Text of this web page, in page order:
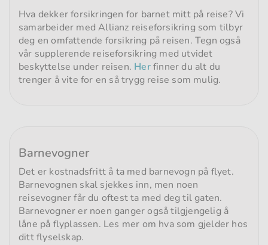
Hva dekker forsikringen for barnet mitt på reise? Vi
samarbeider med Allianz reiseforsikring som tilbyr
deg en omfattende forsikring på reisen. Tegn også
vår supplerende reiseforsikring med utvidet
beskyttelse under reisen. Herfinner du alt du
trenger å vite for en så trygg reise som mulig.
Barnevogner
Det er kostnadsfritt å ta med barnevogn på flyet.
Barnevognen skal sjekkes inn, men noen
reisevogner får du oftest ta med deg til gaten.
Barnevogner er noen ganger også tilgjengelig å
låne på flyplassen. Les mer om hva som gjelder hos
ditt flyselskap.